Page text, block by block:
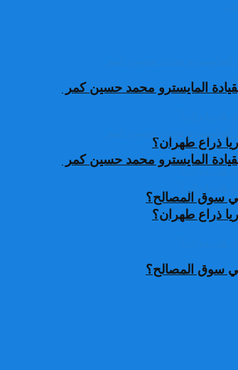
المايسترو محمد حسين كمر
ذراع طهران؟
في سوق المصالح؟
المايسترو محمد حسين كمر
ذراع طهران؟
في سوق المصالح؟